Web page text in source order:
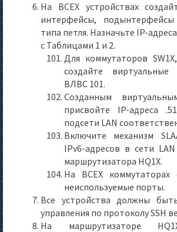
На ВСЕХ устройствах
интерфейсы,
типа петля. Назначьте IP-
с Таблицами 1 и 2.
Для коммутаторов
создайте
ВЛВС 101.
Созданным
присвойте IP-адреса
подсети LAN
Включите механизм
IPv6-адресов в сети
маршрутизатора HQ1X.
На ВСЕХ коммутаторах
неиспользуемые порты.
Все устройства должны
управления по протоколу SSH
На маршрутизаторе